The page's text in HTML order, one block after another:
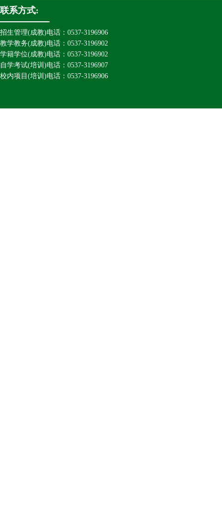
联系方式:
招生管理(成教)电话：0537-3196906
教学教务(成教)电话：0537-3196902
学籍学位(成教)电话：0537-3196902
自学考试(培训)电话：0537-3196907
校内项目(培训)电话：0537-3196906